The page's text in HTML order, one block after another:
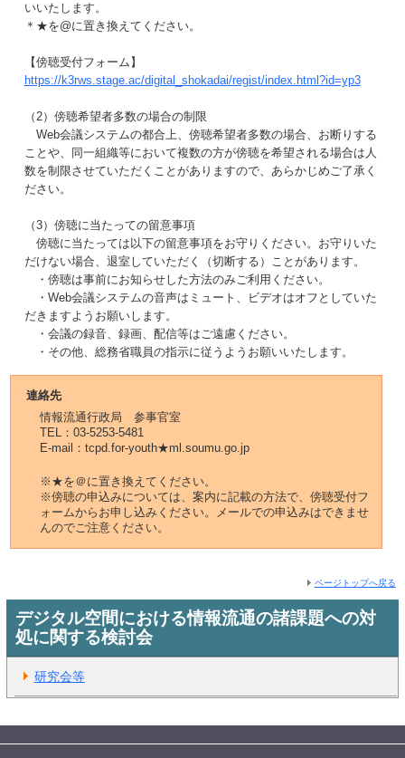
いいたします。
＊★を@に置き換えてください。
【傍聴受付フォーム】
https://k3rws.stage.ac/digital_shokadai/regist/index.html?id=yp3
（2）傍聴希望者多数の場合の制限
Web会議システムの都合上、傍聴希望者多数の場合、お断りする
ことや、同一組織等において複数の方が傍聴を希望される場合は人
数を制限させていただくことがありますので、あらかじめご了承く
ださい。
（3）傍聴に当たっての留意事項
傍聴に当たっては以下の留意事項をお守りください。お守りいた
だけない場合、退室していただく（切断する）ことがあります。
・傍聴は事前にお知らせした方法のみご利用ください。
・Web会議システムの音声はミュート、ビデオはオフとしていた
だきますようお願いします。
・会議の録音、録画、配信等はご遠慮ください。
・その他、総務省職員の指示に従うようお願いいたします。
連絡先
情報流通行政局 参事官室
TEL：03-5253-5481
E-mail：tcpd.for-youth★ml.soumu.go.jp
※★を＠に置き換えてください。
※傍聴の申込みについては、案内に記載の方法で、傍聴受付フ
ォームからお申し込みください。メールでの申込みはできませ
んのでご注意ください。
ページトップへ戻る
デジタル空間における情報流通の諸課題への対
処に関する検討会
研究会等